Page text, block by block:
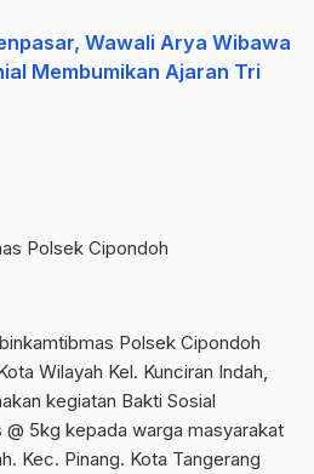
Wawali Arya Wibawa
Membumikan Ajaran Tri
Polsek Cipondoh
Polsek Cipondoh
Wilayah Kel. Kunciran Indah,
kegiatan Bakti Sosial
@ 5kg kepada warga masyarakat
Kec. Pinang. Kota Tangerang